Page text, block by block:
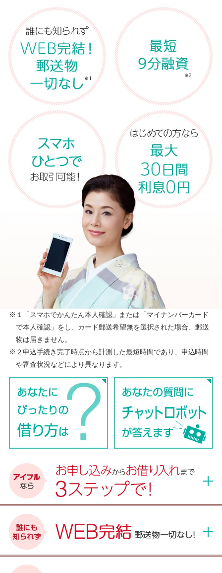
※１「スマホでかんたん本人確認」または「マイナンバーカード
で本人確認」をし、カード郵送希望無を選択された場合、郵送
物は届きません。
※２申込手続き完了時点から計測した最短時間であり、申込時間
や審査状況などにより異なります。